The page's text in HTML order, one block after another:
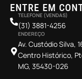
ENTRE EM
TELEFONE (VENDAS)
(31) 3881-4256
ENDEREÇO
Av. Custódio Silva,
Centro Histórico,
MG, 35430-026